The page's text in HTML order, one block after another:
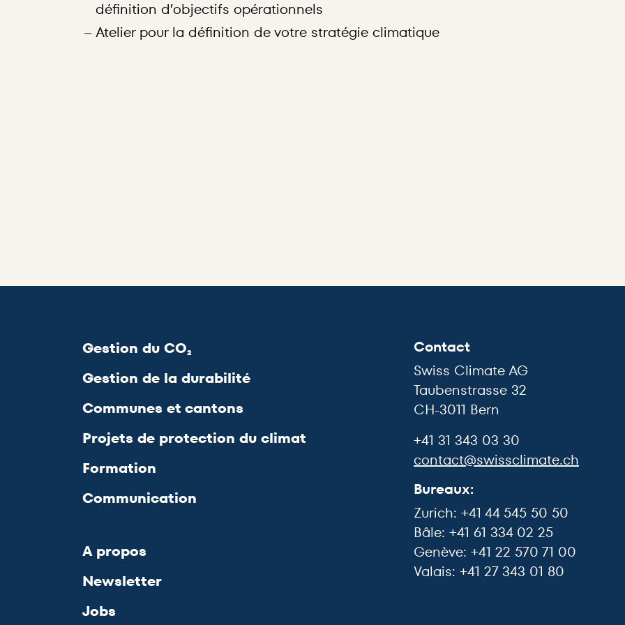
définition d’objectifs opérationnels
Atelier pour la définition de votre stratégie climatique
Gestion du CO₂
Gestion de la durabilité
Communes et cantons
Projets de protection du climat
Formation
Communication
A propos
Newsletter
Jobs
Contact
Swiss Climate AG
Taubenstrasse 32
CH-3011 Bern
+41 31 343 03 30
contact@swissclimate.ch
Bureaux:
Zurich: +41 44 545 50 50
Bâle: +41 61 334 02 25
Genève: +41 22 570 71 00
Valais: +41 27 343 01 80